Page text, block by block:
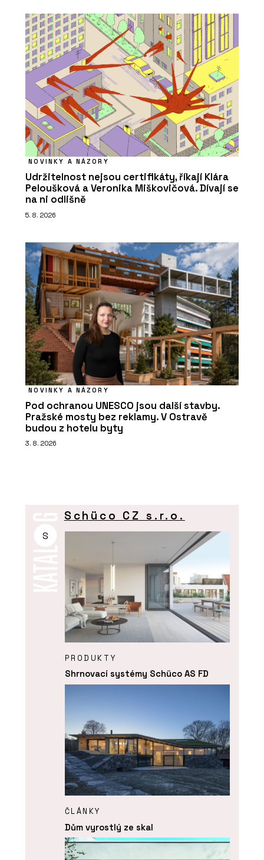
NOVINKY A NÁZORY
Udržitelnost nejsou certifikáty, říkají Klára
Peloušková a Veronika Miškovičová. Dívají se
na ni odlišně
5. 8. 2026
NOVINKY A NÁZORY
Pod ochranou UNESCO jsou další stavby.
Pražské mosty bez reklamy. V Ostravě
budou z hotelu byty
3. 8. 2026
S
Schüco CZ s.r.o.
PRODUKTY
Shrnovací systémy Schüco AS FD
ČLÁNKY
Dům vyrostlý ze skal